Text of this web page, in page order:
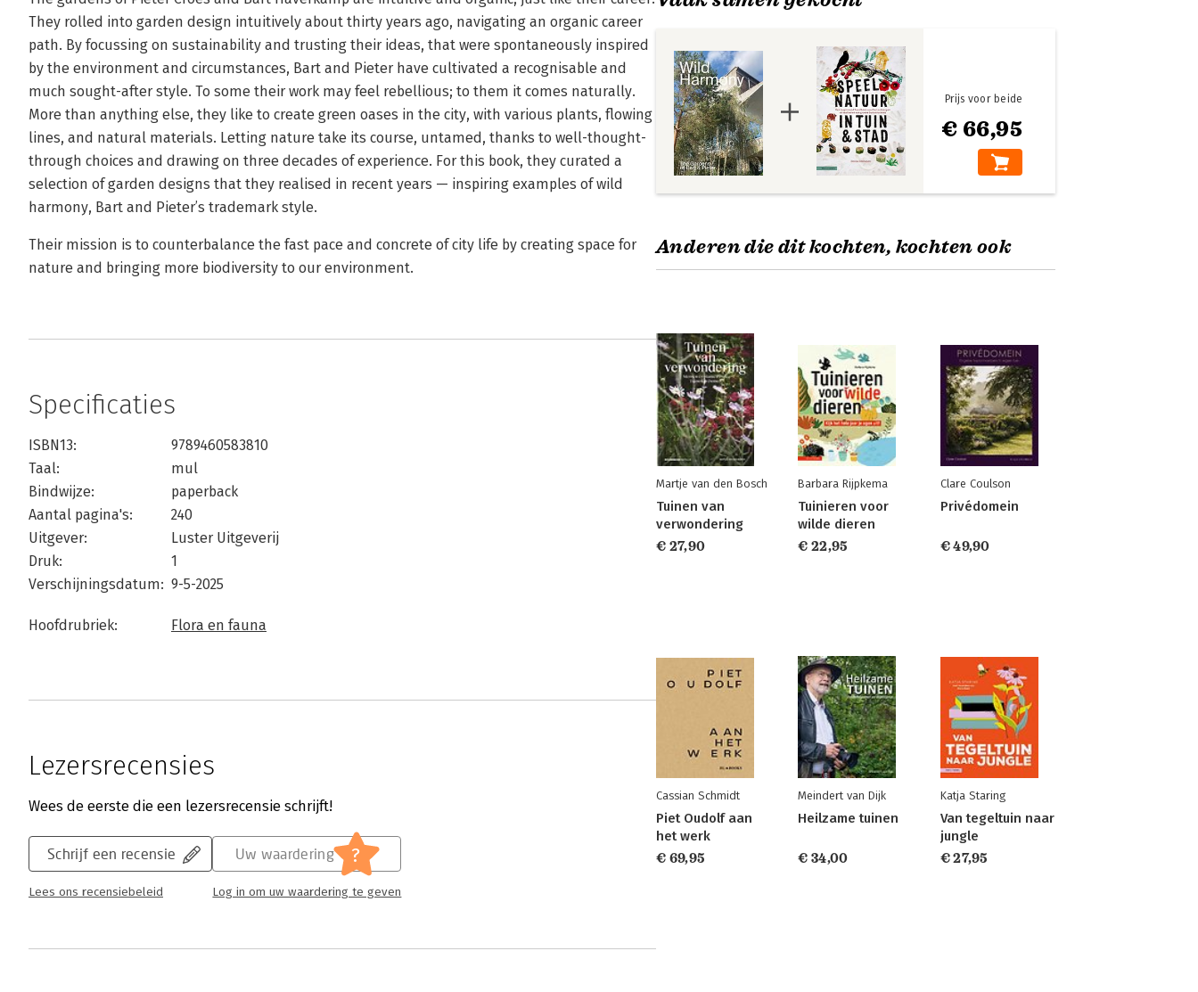
They rolled into garden design intuitively about thirty years ago, navigating an organic career
path. By focussing on sustainability and trusting their ideas, that were spontaneously inspired
by the environment and circumstances, Bart and Pieter have cultivated a recognisable and
much sought-after style. To some their work may feel rebellious; to them it comes naturally.
More than anything else, they like to create green oases in the city, with various plants, flowing
lines, and natural materials. Letting nature take its course, untamed, thanks to well-thought-
through choices and drawing on three decades of experience. For this book, they curated a
selection of garden designs that they realised in recent years — inspiring examples of wild
harmony, Bart and Pieter’s trademark style.
Their mission is to counterbalance the fast pace and concrete of city life by creating space for
nature and bringing more biodiversity to our environment.
Specificaties
ISBN13:
9789460583810
Taal:
mul
Bindwijze:
paperback
Aantal pagina's:
240
Uitgever:
Luster Uitgeverij
Druk:
1
Verschijningsdatum: 9-5-2025
Hoofdrubriek: Flora en fauna
Lezersrecensies
Wees de eerste die een lezersrecensie schrijft!
Schrijf een recensie
Lees ons recensiebeleid
Uw waardering ?
Log in om uw waardering te geven
€ 66,95
Prijs voor beide
Anderen die dit kochten, kochten ook
Martje van den Bosch
Tuinen van
verwondering
€ 27,90
Barbara Rijpkema
Tuinieren voor
wilde dieren
€ 22,95
Clare Coulson
Privédomein
€ 49,90
Cassian Schmidt
Piet Oudolf aan
het werk
€ 69,95
Meindert van Dijk
Heilzame tuinen
€ 34,00
Katja Staring
Van tegeltuin naar
jungle
€ 27,95